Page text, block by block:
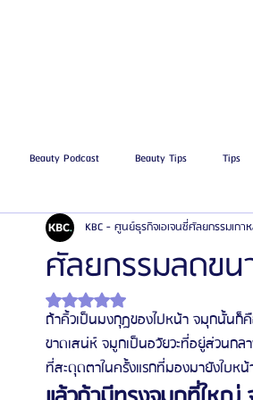
Beauty Podcast Beauty Tips Tips
รีวิวศัลยกรรมฉีดไขมัน รีวิวศัลยกรรมดูดไขมัน
โรงพยาบาลศัลยกรรมเฟรช
รีวิวศัลยกรรมผู้ชาย โรงพยาบาลศัลยกรรมมาอิน
ศัลยกรรมลดขน
KBC - ศูนย์ธุรกิจเอเจนซี่ศัลยกรรมเกา
ได้รับ NaN เต็ม 5 ดาว
ถ้าคิ้วเป็นมงกุฎของไปหน้า จมุกนั้นก็คื
ขาดเสน่ห์ จมูกเป็นอวัยวะที่อยู่ส่วนกล
ที่สะดุดตาในครั้งแรกที่มองมายังใบห